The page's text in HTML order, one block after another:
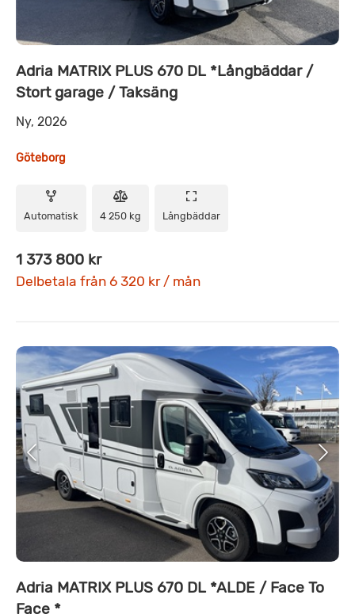
Adria MATRIX PLUS 670 DL *Långbäddar /
Stort garage / Taksäng
Ny, 2026
Göteborg
Automatisk 4 250 kg Långbäddar
1 373 800 kr
Delbetala från 6 320 kr / mån
Adria MATRIX PLUS 670 DL *ALDE / Face To
Face *